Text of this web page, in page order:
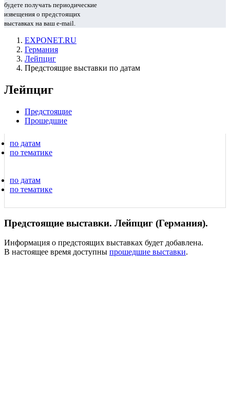
будете получать периодические
извещения о предстоящих
выставках на ваш e-mail.
EXPONET.RU
Германия
Лейпциг
Предстоящие выставки по датам
Лейпциг
Предстоящие
Прошедшие
по датам
по тематике
по датам
по тематике
Предстоящие выставки. Лейпциг (Германия).
Информация о предстоящих выставках будет добавлена.
В настоящее время доступны прошедшие выставки.